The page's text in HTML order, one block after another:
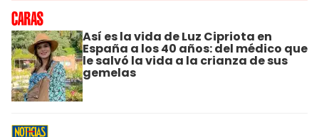
Así es la vida de Luz Cipriota en
España a los 40 años: del médico que
le salvó la vida a la crianza de sus
gemelas